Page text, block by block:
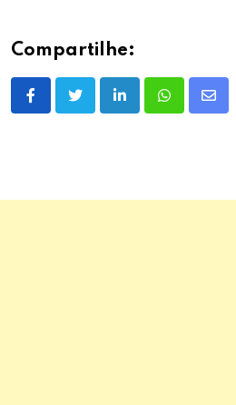
Compartilhe:
LinkedInWhatsappShare